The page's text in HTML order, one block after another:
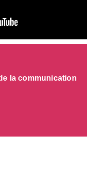
la communication